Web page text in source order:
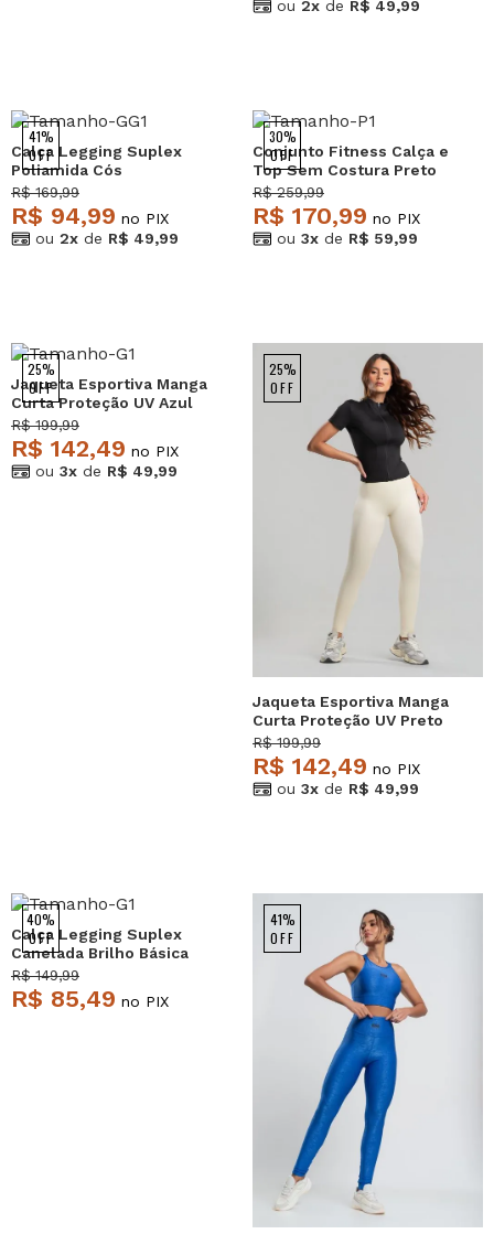
ou 2x de R$ 49,99
41%
OFF
Calça Legging Suplex
Poliamida Cós
Assimétrico Verde
Salvatore
R$ 169,99
R$ 94,99 no PIX
ou 2x de R$ 49,99
30%
OFF
Conjunto Fitness Calça e
Top Sem Costura Preto
Salvatore
R$ 259,99
R$ 170,99 no PIX
ou 3x de R$ 59,99
25%
OFF
Jaqueta Esportiva Manga
Curta Proteção UV Azul
Salvatore
R$ 199,99
R$ 142,49 no PIX
ou 3x de R$ 49,99
25%
OFF
Jaqueta Esportiva Manga
Curta Proteção UV Preto
Salvatore
R$ 199,99
R$ 142,49 no PIX
ou 3x de R$ 49,99
40%
OFF
Calça Legging Suplex
Canelada Brilho Básica
Rosa Salvatore
R$ 149,99
R$ 85,49 no PIX
41%
OFF